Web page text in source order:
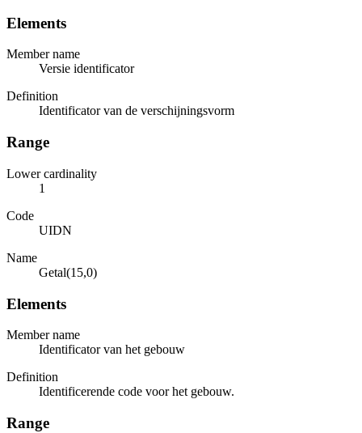
Elements
Member name
Versie identificator
Definition
Identificator van de verschijningsvorm
Range
Lower cardinality
1
Code
UIDN
Name
Getal(15,0)
Elements
Member name
Identificator van het gebouw
Definition
Identificerende code voor het gebouw.
Range